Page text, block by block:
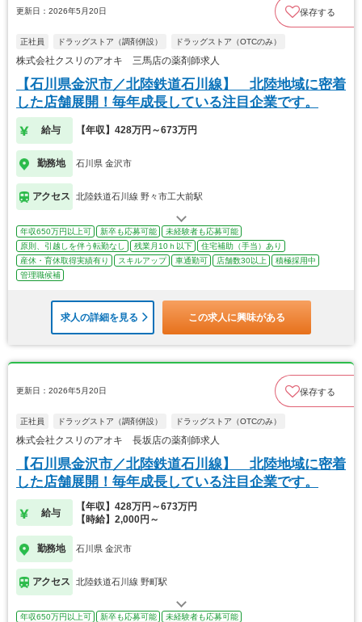
更新日：2026年5月20日 保存する
正社員 ドラッグストア（調剤併設） ドラッグストア（OTCのみ）
株式会社クスリのアオキ 三馬店の薬剤師求人
【石川県金沢市／北陸鉄道石川線】 北陸地域に密着
した店舗展開！毎年成長している注目企業です。
給与 【年収】428万円～673万円
勤務地 石川県 金沢市
アクセス 北陸鉄道石川線 野々市工大前駅
年収650万円以上可 新卒も応募可能
未経験者も応募可能
原則、引越しを伴う転勤なし
残業月10ｈ以下
住宅補助（手当）あり
産休・育休取得実績有り
スキルアップ 車通勤可 店舗数30以上
積極採用中
管理職候補
求人の詳細を見る この求人に興味がある
更新日：2026年5月20日 保存する
正社員 ドラッグストア（調剤併設） ドラッグストア（OTCのみ）
株式会社クスリのアオキ 長坂店の薬剤師求人
【石川県金沢市／北陸鉄道石川線】 北陸地域に密着
した店舗展開！毎年成長している注目企業です。
給与
【年収】428万円～673万円
【時給】2,000円～
勤務地 石川県 金沢市
アクセス 北陸鉄道石川線 野町駅
年収650万円以上可 新卒も応募可能
未経験者も応募可能